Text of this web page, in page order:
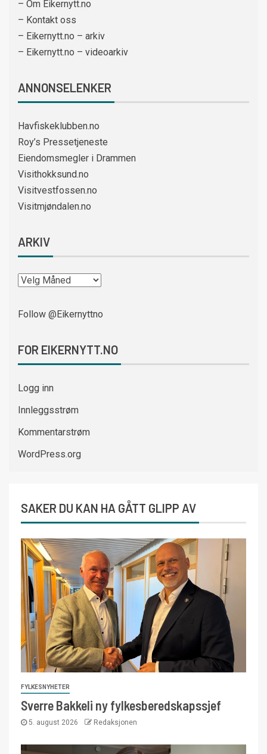
– Om Eikernytt.no
– Kontakt oss
– Eikernytt.no – arkiv
– Eikernytt.no – videoarkiv
ANNONSELENKER
Havfiskeklubben.no
Roy’s Pressetjeneste
Eiendomsmegler i Drammen
Visithokksund.no
Visitvestfossen.no
Visitmjøndalen.no
ARKIV
Follow @Eikernyttno
FOR EIKERNYTT.NO
Logg inn
Innleggsstrøm
Kommentarstrøm
WordPress.org
SAKER DU KAN HA GÅTT GLIPP AV
FYLKESNYHETER
Sverre Bakkeli ny fylkesberedskapssjef
5. august 2026 Redaksjonen